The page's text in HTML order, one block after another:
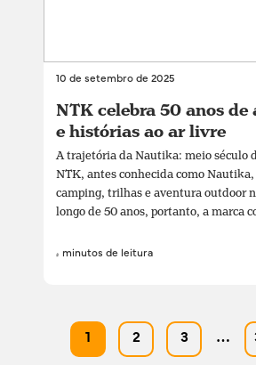
10 de setembro de 2025
NTK celebra 50 anos de
e histórias ao ar livre
A trajetória da Nautika: meio século
NTK, antes conhecida como
camping, trilhas e aventura outdoor
longo de 50 anos, portanto, a marca
4 minutos de leitura
2 3 …